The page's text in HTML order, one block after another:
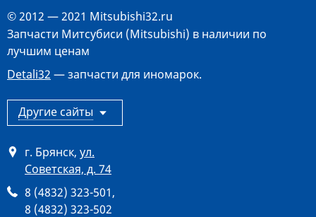
© 2012 — 2021 Mitsubishi32.ru
Запчасти Митсубиси (Mitsubishi) в наличии по
лучшим ценам
Detali32 — запчасти для иномарок.
Другие сайты
г. Брянск, ул.
Советская, д. 74
8 (4832) 323-501,
8 (4832) 323-502